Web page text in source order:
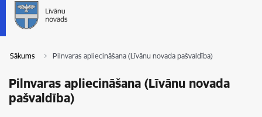
Sākums Pilnvaras apliecināšana (Līvānu novada pašvaldība)
Pilnvaras apliecināšana (Līvānu novada
pašvaldība)